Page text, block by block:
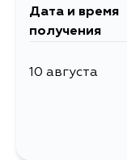
Дата и время
получения
10 августа